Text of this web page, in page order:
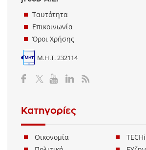
freeD Α.Ε.
Ταυτότητα
Επικοινωνία
Όροι Χρήσης
Κατηγορίες